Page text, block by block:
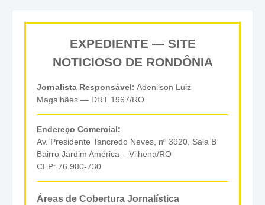
EXPEDIENTE — SITE
NOTICIOSO DE RONDÔNIA
Jornalista Responsável: Adenilson Luiz
Magalhães — DRT 1967/RO
Endereço Comercial:
Av. Presidente Tancredo Neves, nº 3920, Sala B
Bairro Jardim América – Vilhena/RO
CEP: 76.980-730
Áreas de Cobertura Jornalística